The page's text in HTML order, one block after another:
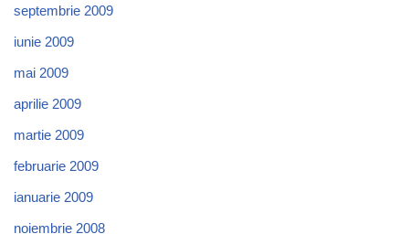
septembrie 2009
iunie 2009
mai 2009
aprilie 2009
martie 2009
februarie 2009
ianuarie 2009
noiembrie 2008